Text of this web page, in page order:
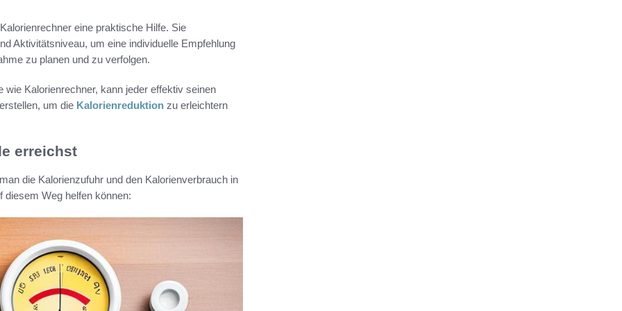
eine praktische Hilfe. Sie
Aktivitätsniveau, um eine individuelle Empfehlung
zu planen und zu verfolgen.
Kalorienrechner, kann jeder effektiv seinen
um die Kalorienreduktion zu erleichtern
erreichst
die Kalorienzufuhr und den Kalorienverbrauch in
diesem Weg helfen können: